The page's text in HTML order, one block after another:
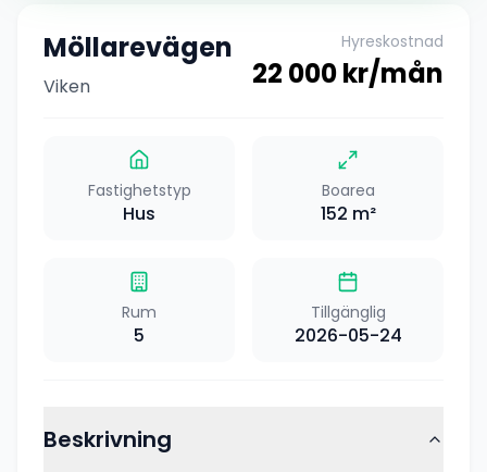
Möllarevägen
Viken
Hyreskostnad
22 000kr/mån
Fastighetstyp
Hus
Boarea
152 m²
Rum
5
Tillgänglig
2026-05-24
Beskrivning